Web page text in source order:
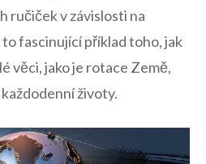
ručiček v závislosti na
fascinující příklad toho, jak
věci, jako je rotace Země,
životy.